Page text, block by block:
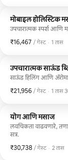
मोबाइल होलिस्टिक
उपचारात्मक स्पर्श आणि
₹16,467 / गेस्ट
₹16,467 प्रति गेस्ट
, · 1 तास
उपचारात्मक साऊंड
साऊंड हिलिंग आणि
₹21,956 / गेस्ट
₹21,956 प्रति गेस्ट
, · 1 तास
योग आणि मसाज
लवचिकता वाढवणारे,
सत्र.
₹30,738 / गेस्ट
₹30,738 प्रति गेस्ट
, · 2 तास